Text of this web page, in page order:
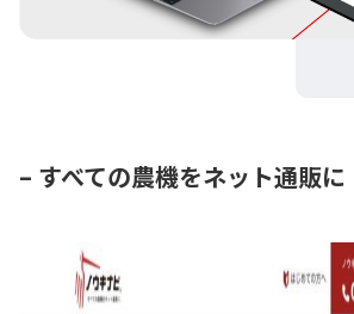
– すべての農機をネット通販に